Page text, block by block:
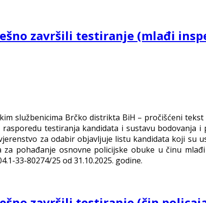
završili testiranje (mlađi
službenicima Brčko distrikta BiH – pročišćeni
testiranja kandidata i sustavu bodovanja
za odabir objavlјuje listu kandidata koji su
za pohađanje osnovne policijske obuke u činu
33-80274/25 od 31.10.2025. godine.